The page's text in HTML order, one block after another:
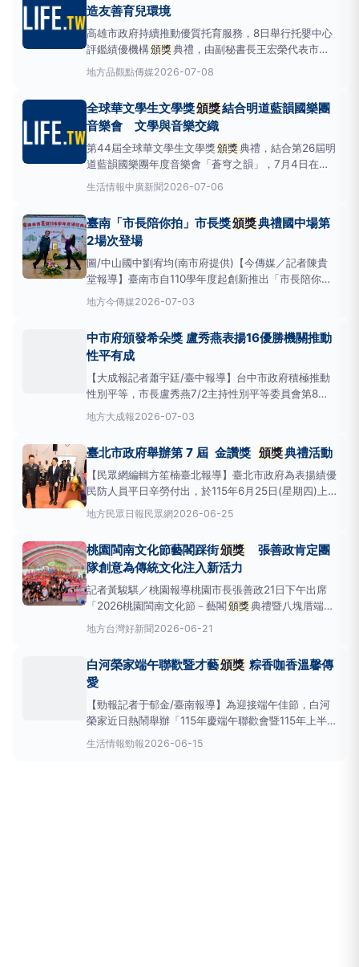
造友善育兒環境
高雄市政府持續推動優質托育服務，8日舉行托嬰中心
評鑑績優機構頒獎典禮，由副秘書長王宏榮代表市府
頒發獎牌，表揚40家榮獲優等的托嬰中心，肯定其在
教保活動、衛生保健、行政管理等各項評鑑指標的優異
說：高雄市政府副秘書長與公共托嬰評鑑優等單位頒
地方品觀點傳媒2026-07-08
全球華文學生文學獎頒獎結合明道藍韻國樂團
音樂會 文學與音樂交織
第44屆全球華文學生文學獎頒獎典禮，結合第26屆明
道藍韻國樂團年度音樂會「蒼穹之韻」，7月4日在明
道中學明倫堂舉行，打造一場跨越文學與音樂的藝術饗
宴。活動匯聚海內外青年創作能量與校園音樂實力，展
得1098件作品，其中海外投稿高達484件，顯示活動
國際
生活情報中廣新聞2026-07-06
臺南「市長陪你拍」市長獎頒獎典禮國中場第
2場次登場
圖/中山國中劉宥均(南市府提供)【今傳媒／記者陳貴
堂報導】臺南市自110學年度起創新推出「市長陪你
拍」活動，讓獲獎學生發揮創意與市長合影，留下難忘
的畢業回憶。114學年度市長獎
親自頒發市長獎，表揚中西區、北區、安南區、安
地方今傳媒2026-07-03
中市府頒發希朵獎 盧秀燕表揚16優勝機關推動
性平有成
【大成報記者蕭宇廷/臺中報導】台中市政府積極推動
性別平等，市長盧秀燕7/2主持性別平等委員會第8屆
第3次定期會，並
導媒材16個優勝機關，肯定各機關把性別平等觀點及
展現市府推動性別友善城市的決心。 社會局表示，這
屆
地方大成報2026-07-03
臺北市政府舉辦第 7 屆 金讚獎 頒獎典禮活動
【民眾網編輯方笙楠臺北報導】臺北市政府為表揚績優
民防人員平日辛勞付出，於115年6月25日(星期四)上
午10時00分假警察局地下3樓大禮堂，舉行第7屆金讚
獎 頒獎
典禮活動。市長蔣萬安親臨會場頒贈「金讚
市各民防同仁。臺北市民防組織自民國6
地方民眾日報民眾網2026-06-25
桃園閩南文化節藝閣踩街頒獎
張善政肯定團
隊創意為傳統文化注入新活力
記者黃駿騏／桃園報導桃園市長張善政21日下午出席
「2026桃園閩南文化節－藝閣頒獎典禮暨八塊厝端午
活動」時表示，今年共有35支隊伍參與藝閣踩街競
賽，各參賽團隊無論是宮廟、社區、學校或民間團體，
次共頒發37個獎項，感謝所有團隊用心投入，讓藝閣
文化持續傳承
地方台灣好新聞2026-06-21
白河榮家端午聯歡暨才藝頒獎 粽香咖香溫馨傳
愛
【勁報記者于郁金/臺南報導】為迎接端午佳節，白河
榮家近日熱鬧舉辦「115年慶端午聯歡會暨115年上半
年才藝競賽
歌舞表演，更有香氣四溢手沖咖啡與溫馨
生活情報勁報2026-06-15